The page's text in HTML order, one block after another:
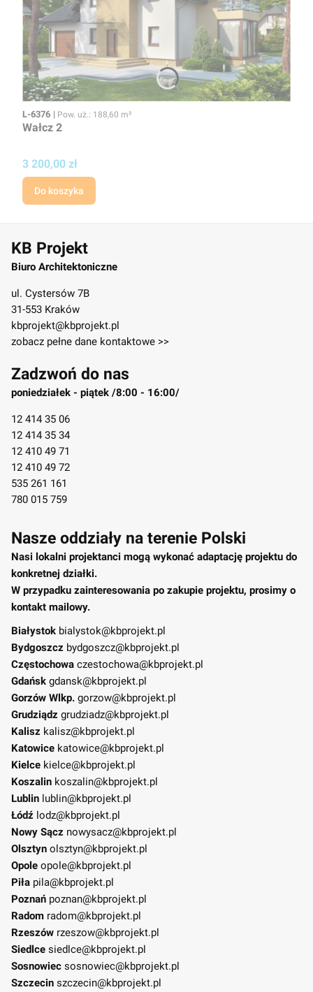
Kod
L-6376 Powierzchnia użytkowa
Pow. uż.: 188,60 m²
Wałcz 2
Cena
3 200,00 zł
Do koszyka
KB Projekt
Biuro Architektoniczne
ul. Cystersów 7B
31-553 Kraków
kbprojekt@kbprojekt.pl
zobacz pełne dane kontaktowe >>
Zadzwoń do nas
poniedziałek - piątek /8:00 - 16:00/
12 414 35 06
12 414 35 34
12 410 49 71
12 410 49 72
535 261 161
780 015 759
Nasze oddziały na terenie Polski
Nasi lokalni projektanci mogą wykonać adaptację projektu do
konkretnej działki.
W przypadku zainteresowania po zakupie projektu, prosimy o
kontakt mailowy.
Białystok bialystok@kbprojekt.pl
Bydgoszcz bydgoszcz@kbprojekt.pl
Częstochowa czestochowa@kbprojekt.pl
Gdańsk gdansk@kbprojekt.pl
Gorzów Wlkp. gorzow@kbprojekt.pl
Grudziądz grudziadz@kbprojekt.pl
Kalisz kalisz@kbprojekt.pl
Katowice katowice@kbprojekt.pl
Kielce kielce@kbprojekt.pl
Koszalin koszalin@kbprojekt.pl
Lublin lublin@kbprojekt.pl
Łódź lodz@kbprojekt.pl
Nowy Sącz nowysacz@kbprojekt.pl
Olsztyn olsztyn@kbprojekt.pl
Opole opole@kbprojekt.pl
Piła pila@kbprojekt.pl
Poznań poznan@kbprojekt.pl
Radom radom@kbprojekt.pl
Rzeszów rzeszow@kbprojekt.pl
Siedlce siedlce@kbprojekt.pl
Sosnowiec sosnowiec@kbprojekt.pl
Szczecin szczecin@kbprojekt.pl